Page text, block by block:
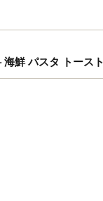
鮮 パスタ トースト